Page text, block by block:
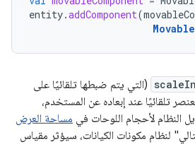
entity.addComponent(
(التي يتم ضبطها تلقائيًا على
تلقائيًا عند إبعاده عن المستخدم،
النظام لأحجام اللوحات في مساحة العرض
لنظام مكونات الكيانات، سيؤثر مقياس